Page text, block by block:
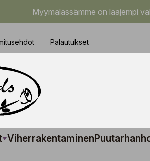
Myymälässämme on laajempi
Palautukset
Viherrakentaminen